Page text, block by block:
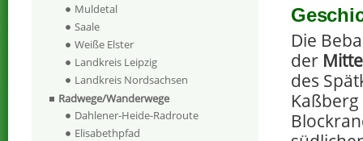
Die
der
des
Muldetal
Saale
Weiße Elster
Landkreis Leipzig
Landkreis Nordsachsen
Radwege/Wanderwege
Dahlener-Heide-Radroute
Elisabethpfad